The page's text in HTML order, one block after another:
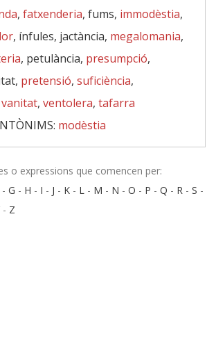
, fatxenderia, fums, immodèstia,
, ínfules, jactància, megalomania,
, petulància, presumpció,
pretensió, suficiència,
vanitat, ventolera, tafarra
modèstia
o expressions que comencen per:
- G - H - I - J - K - L - M - N - O - P - Q - R - S -
- Z